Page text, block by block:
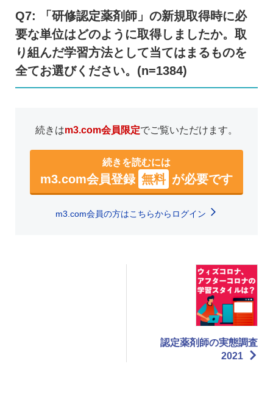
Q7: 「研修認定薬剤師」の新規取得時に必
要な単位はどのように取得しましたか。取
り組んだ学習方法として当てはまるものを
全てお選びください。(n=1384)
続きはm3.com会員限定でご覧いただけます。
続きを読むには
m3.com会員登録 無料 が必要です
m3.com会員の方はこちらからログイン
認定薬剤師の実態調査
2021